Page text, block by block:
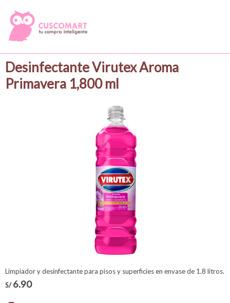
Desinfectante Virutex Aroma
Primavera 1,800 ml
Limpiador y desinfectante para pisos y superficies en envase de 1.8 litros.
S/6.90